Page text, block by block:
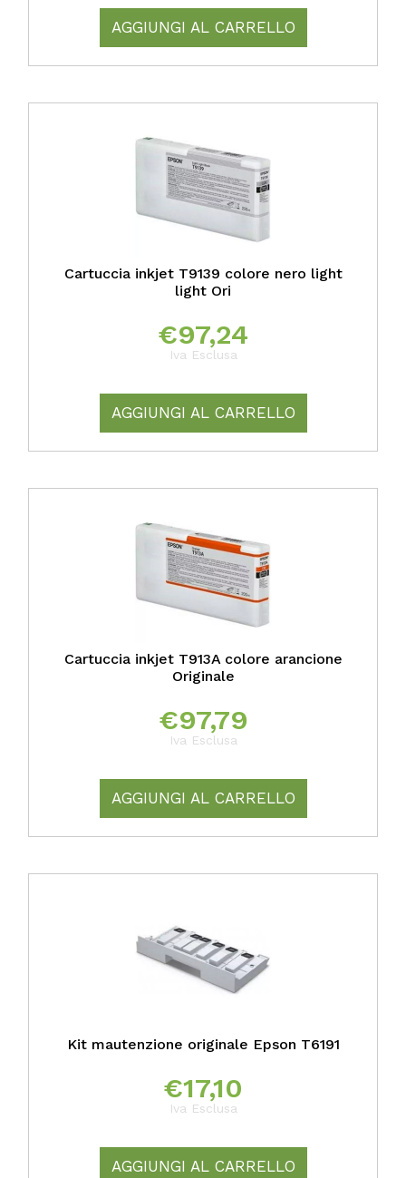
AGGIUNGI AL CARRELLO
Cartuccia inkjet T9139 colore nero light
light Ori
€97,24
Iva Esclusa
AGGIUNGI AL CARRELLO
Cartuccia inkjet T913A colore arancione
Originale
€97,79
Iva Esclusa
AGGIUNGI AL CARRELLO
Kit mautenzione originale Epson T6191
€17,10
Iva Esclusa
AGGIUNGI AL CARRELLO